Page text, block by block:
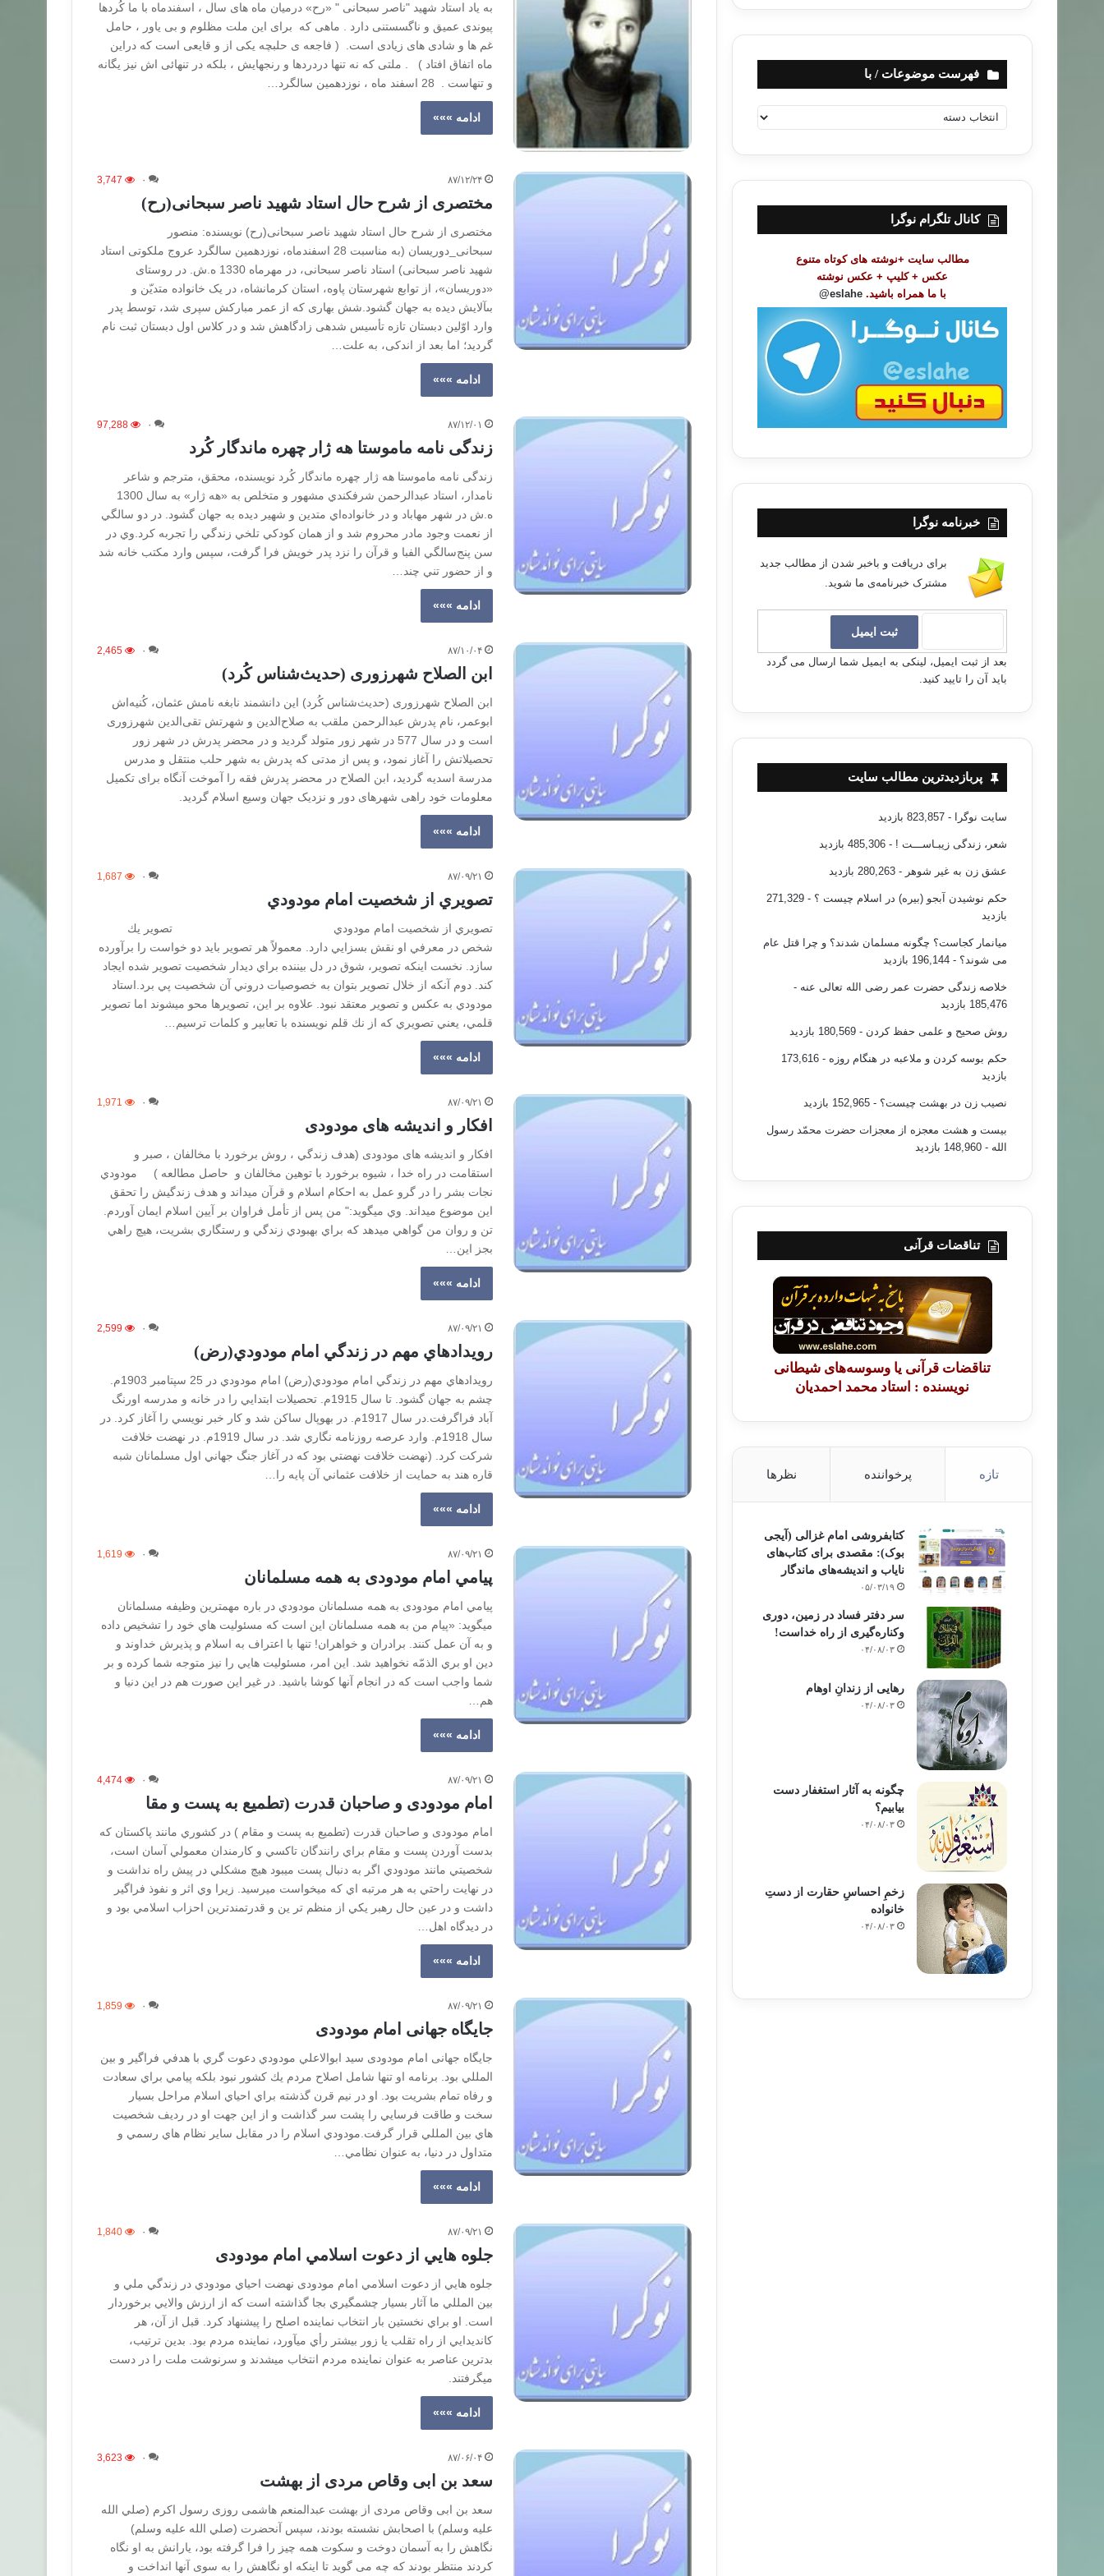
به یاد استاد شهید "ناصر سبحانی " «رح» درمیان ماه های سال ، اسفندماه با ما کُردها
پیوندی عمیق و ناگسستنی دارد . ماهی که برای این ملت مظلوم و بی یاور ، حامل
غم ها و شادی های زیادی است. ( فاجعه ی حلبچه یکی از و قایعی است که دراین
ماه اتفاق افتاد ) . ملتی که نه تنها دردردها و رنجهایش ، بلکه در تنهائی اش نیز یگانه
و تنهاست . 28 اسفند ماه ، نوزدهمین سالگرد…
ادامه »»»
۸۷/۱۲/۲۴ ۰ 3,747
مختصرى از شرح حال استاد شهید ناصر سبحانی(رح)
مختصرى از شرح حال استاد شهید ناصر سبحانی(رح) نویسنده: منصور
سبحانى_دوریسان (به‌ مناسبت 28 اسفندماه‌، نوزدهمین سالگرد عروج ملکوتی استاد
شهید ناصر سبحانی) استاد ناصر سبحانى‏، در مهرماه 1330 ه.ش. در روستاى
«دوریسان»، از توابع شهرستان پاوه، استان کرمانشاه، در یک خانواده متدیّن و
بى‏آلایش دیده به جهان گشود.شش بهارى که از عمر مبارکش سپرى شد، توسط پدر
وارد اوّلین دبستان تازه تأسیس شده‏ى زادگاهش شد و در کلاس اول دبستان ثبت نام
گردید؛ اما بعد از اندکى، به علت…
ادامه »»»
۸۷/۱۲/۰۱ ۰ 97,288
زندگی نامه ماموستا هه ژار چهره ماندگار کُرد
زندگی نامه ماموستا هه ژار چهره ماندگار کُرد نويسنده، محقق، مترجم و شاعر
نامدار، استاد عبدالرحمن شرفكندي مشهور و متخلص به «هه ژار» به سال 1300
ه.ش در شهر مهاباد و در خانواده‌اي متدين و شهير ديده به جهان گشود. در دو سالگي
از نعمت وجود مادر محروم شد و از همان كودكي تلخي زندگي را تجربه كرد.وي در
سن پنج‌سالگي الفبا و قرآن را نزد پدر خويش فرا گرفت، سپس وارد مكتب خانه شد
و از حضور تني چند…
ادامه »»»
۸۷/۱۰/۰۴ ۰ 2,465
ابن الصلاح شهرزوری (حدیث‌شناس کُرد)
ابن الصلاح شهرزوری (حدیث‌شناس کُرد) این دانشمند نابغه نامش عثمان، کُنیه‌اش
ابوعمر، نام پدرش عبدالرحمن ملقب به صلاح‌الدین و شهرتش تقی‌الدین شهرزوری
است و در سال 577 در شهر زور متولد گردید و در محضر پدرش در شهر زور
تحصیلاتش را آغاز نمود، و پس از مدتی که پدرش به شهر حلب منتقل و مدرس
مدرسة اسدیه گردید، ابن الصلاح در محضر پدرش فقه را آموخت آنگاه برای تکمیل
معلومات خود راهی شهرهای دور و نزدیک جهان وسیع اسلام گردید.
ادامه »»»
۸۷/۰۹/۲۱ ۰ 1,687
تصويري از شخصيت امام مودودي
تصويري از شخصيت امام مودودي تصوير يك
شخص در معرفي او نقش بسزايي دارد. معمولاً هر تصوير بايد دو خواست را برآورده
سازد. نخست اينكه تصوير، شوق در دل بيننده براي ديدار شخصيت تصوير شده ايجاد
كند. دوم آنكه از خلال تصوير بتوان به خصوصيات دروني آن شخصيت پي برد.استاد
مودودي به عكس و تصوير معتقد نبود. علاوه بر اين، تصويرها محو ميشوند اما تصوير
قلمي، يعني تصويري كه از نك قلم نويسنده با تعابير و كلمات ترسيم…
ادامه »»»
۸۷/۰۹/۲۱ ۰ 1,971
افکار و اندیشه های مودودی
افکار و اندیشه های مودودی (هدف زندگي ، روش برخورد با مخالفان ، صبر و
استقامت در راه خدا ، شيوه برخورد با توهين مخالفان و حاصل مطالعه ) مودودي
نجات بشر را در گرو عمل به احكام اسلام و قرآن ميداند و هدف زندگيش را تحقق
اين موضوع ميداند. وي ميگويد:" من پس از تأمل فراوان بر آيين اسلام ايمان آوردم.
تن و روان من گواهي ميدهد كه براي بهبودي زندگي و رستگاري بشريت، هيچ راهي
بجز اين…
ادامه »»»
۸۷/۰۹/۲۱ ۰ 2,599
رويدادهاي مهم در زندگي امام مودودي(رض)
رويدادهاي مهم در زندگي امام مودودي(رض) امام مودودي در 25 سپتامبر 1903م.
چشم به جهان گشود. تا سال 1915م. تحصيلات ابتدايي را در خانه و مدرسه اورنگ
آباد فراگرفت.در سال 1917م. در بهوپال ساكن شد و كار خبر نويسي را آغاز كرد. در
سال 1918م. وارد عرصه روزنامه نگاري شد. در سال 1919م. در نهضت خلافت
شركت كرد. (نهضت خلافت نهضتي بود كه در آغاز جنگ جهاني اول مسلمانان شبه
قاره هند به حمايت از خلافت عثماني آن پايه را…
ادامه »»»
۸۷/۰۹/۲۱ ۰ 1,619
پيامي امام مودودی به همه مسلمانان
پيامي امام مودودی به همه مسلمانان مودودي در باره مهمترين وظيفه مسلمانان
ميگويد: «پيام من به همه مسلمانان اين است كه مسئوليت هاي خود را تشخيص داده
و به آن عمل كنند. برادران و خواهران! تنها با اعتراف به اسلام و پذيرش خداوند و
دين او بري الذمّه نخواهيد شد. اين امر، مسئوليت هايي را نيز متوجه شما كرده و بر
شما واجب است كه در انجام آنها كوشا باشيد. در غير اين صورت هم در اين دنيا و
هم…
ادامه »»»
۸۷/۰۹/۲۱ ۰ 4,474
امام مودودی و صاحبان قدرت (تطميع به پست و مقا
امام مودودی و صاحبان قدرت (تطميع به پست و مقام ) در كشوري مانند پاكستان كه
بدست آوردن پست و مقام براي رانندگان تاكسي و كارمندان معمولي آسان است،
شخصيتي مانند مودودي اگر به دنبال پست ميبود هيچ مشكلي در پيش راه نداشت و
در نهايت راحتي به هر مرتبه اي كه ميخواست ميرسيد. زيرا وي اثر و نفوذ فراگير
داشت و در عين حال رهبر يكي از منظم تر ين و قدرتمندترين احزاب اسلامي بود و
در ديدگاه اهل…
ادامه »»»
۸۷/۰۹/۲۱ ۰ 1,859
جایگاه جهانی امام مودودی
جایگاه جهانی امام مودودی سيد ابوالاعلي مودودي دعوت گري با هدفي فراگير و بين
المللي بود. برنامه او تنها شامل اصلاح مردم يك كشور نبود بلكه پيامي براي سعادت
و رفاه تمام بشريت بود. او در نيم قرن گذشته براي احياي اسلام مراحل بسيار
سخت و طاقت فرسايي را پشت سر گذاشت و از اين جهت او در رديف شخصيت
هاي بين المللي قرار گرفت.مودودي اسلام را در مقابل ساير نظام هاي رسمي و
متداول در دنيا، به عنوان نظامي…
ادامه »»»
۸۷/۰۹/۲۱ ۰ 1,840
جلوه هايي از دعوت اسلامي امام مودودی
جلوه هايي از دعوت اسلامي امام مودودی نهضت احياي مودودي در زندگي ملي و
بين المللي ما آثار بسيار چشمگيري بجا گذاشته است كه از ارزش والايي برخوردار
است. او براي نخستين بار انتخاب نماينده اصلح را پيشنهاد كرد. قبل از آن، هر
كانديدايي از راه تقلب يا زور بيشتر رأي ميآورد، نماينده مردم بود. بدين ترتيب،
بدترين عناصر به عنوان نماينده مردم انتخاب ميشدند و سرنوشت ملت را در دست
ميگرفتند.
ادامه »»»
۸۷/۰۶/۰۴ ۰ 3,623
سعد بن ابی وقاص مردی از بهشت
سعد بن ابی وقاص مردی از بهشت عبدالمنعم هاشمی روزی رسول اکرم (صلي الله
عليه وسلم) با اصحابش نشسته بودند، سپس آنحضرت (صلي الله عليه وسلم)
نگاهش را به آسمان دوخت و سکوت همه چیز را فرا گرفته بود، یارانش به او نگاه
کردند منتظر بودند که چه می گوید تا اینکه او نگاهش را به سوی آنها انداخت و
فهرست موضوعات / با
ه
ت
ض
کانال تلگرام نوگرا
مطالب سایت +نوشته های کوتاه متنوع
عکس + کلیپ + عکس نوشته
با ما همراه باشید. eslahe@
خبرنامه نوگرا
برای دریافت و باخبر شدن از مطالب جدید
مشترک خبرنامه‌ی ما شوید.
بعد از ثبت ایمیل، لینکی به ایمیل شما ارسال می گردد
باید آن را تایید کنید.
پربازدیدترین مطالب سایت
سایت نوگرا - 823,857 بازدید
شعر، زندگی زیبـاســـت ! - 485,306 بازدید
عشق زن به غیر شوهر - 280,263 بازدید
حکم نوشیدن آبجو (بیره) در اسلام چیست ؟
- 271,329
بازدید
میانمار کجاست؟ چگونه مسلمان شدند؟ و چرا قتل عام
می شوند؟ - 196,144 بازدید
خلاصه زندگی حضرت عمر رضی الله تعالی عنه -
185,476 بازدید
روش صحیح و علمی حفظ کردن - 180,569 بازدید
حکم بوسه کردن و ملاعبه در هنگام روزه
- 173,616
بازدید
نصیب زن در بهشت چیست؟ - 152,965 بازدید
بیست و هشت معجزه از معجزات حضرت محمّد رسول
الله - 148,960 بازدید
تناقضات قرآنی
تناقضات قرآنی یا وسوسه‌های شیطانی
نویسنده : استاد محمد احمدیان
تازه پرخواننده نظرها
کتابفروشی امام غزالی (آیجی
بوک): مقصدی برای کتاب‌های
نایاب و اندیشه‌های ماندگار
۰۵/۰۳/۱۹
سر دفتر فساد در زمین‌، دوری
وکناره‌گیری از راه خداست‌!
۰۴/۰۸/۰۳
رهایی از زندانِ اوهام
۰۴/۰۸/۰۳
چگونه به آثار استغفار دست
بیابیم؟
۰۴/۰۸/۰۳
زخمِ احساسِ حقارت از دستِ
خانواده
۰۴/۰۸/۰۳